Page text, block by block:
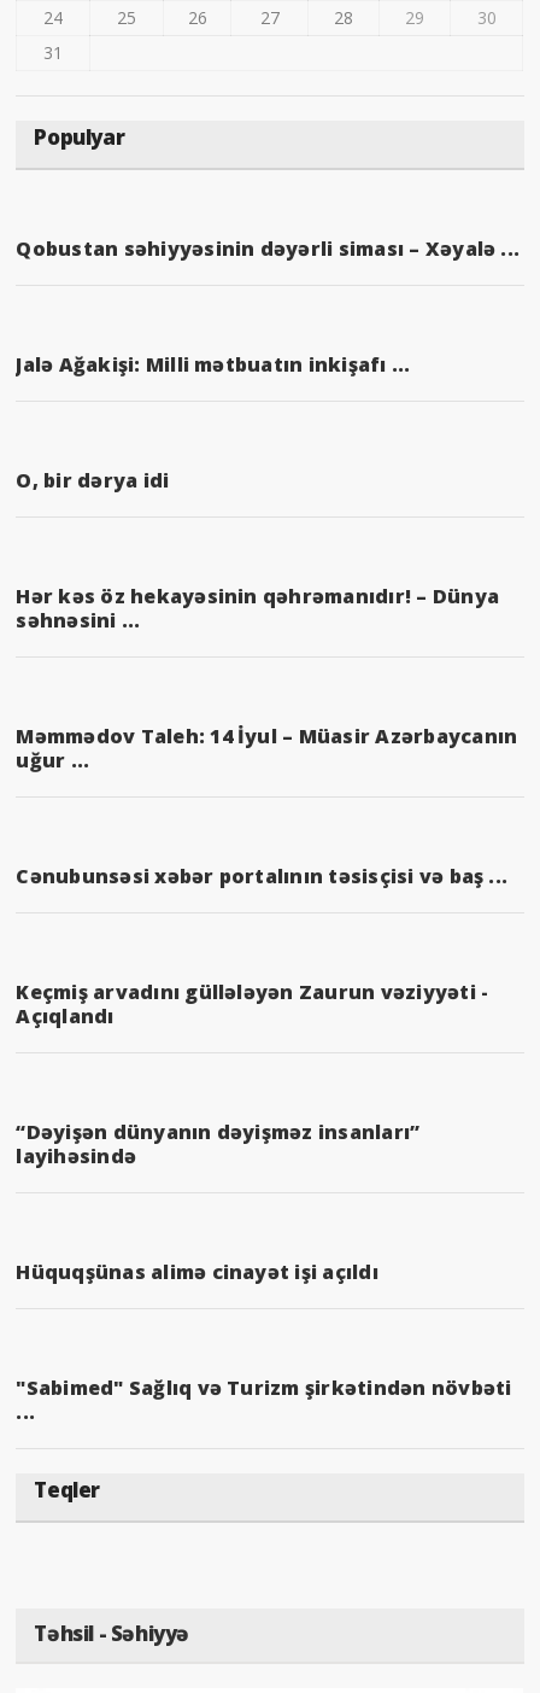
24
25 26 27 28 29
30
31
Populyar
Qobustan səhiyyəsinin dəyərli siması – Xəyalə ...
Jalə Ağakişi: Milli mətbuatın inkişafı ...
O, bir dərya idi
Hər kəs öz hekayəsinin qəhrəmanıdır! – Dünya
səhnəsini ...
Məmmədov Taleh: 14 İyul – Müasir Azərbaycanın
uğur ...
Cənubunsəsi xəbər portalının təsisçisi və baş ...
Keçmiş arvadını güllələyən Zaurun vəziyyəti -
Açıqlandı
“Dəyişən dünyanın dəyişməz insanları”
layihəsində
Hüquqşünas alimə cinayət işi açıldı
"Sabimed" Sağlıq və Turizm şirkətindən növbəti
...
Teqler
Təhsil - Səhiyyə